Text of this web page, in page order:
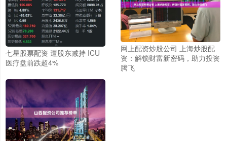
七星股票配资 遭股东减持 ICU
医疗盘前跌超4%
网上配资炒股公司 上海炒股配
资：解锁财富新密码，助力投资
腾飞